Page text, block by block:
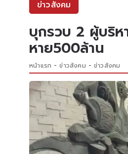
ข่าวสังคม
บุกรวบ 2 ผู้บริห
หาย500ล้าน
หน้าแรก ข่าวสังคม ข่าวสังคม